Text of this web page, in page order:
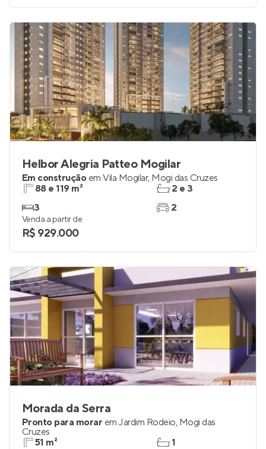
Helbor Alegria Patteo Mogilar
Em construção em Vila Mogilar, Mogi das Cruzes
88 e 119 m²
3
2 e 3
2
Venda a partir de
R$ 929.000
Morada da Serra
Pronto para morar em Jardim Rodeio, Mogi das
Cruzes
51 m²
1